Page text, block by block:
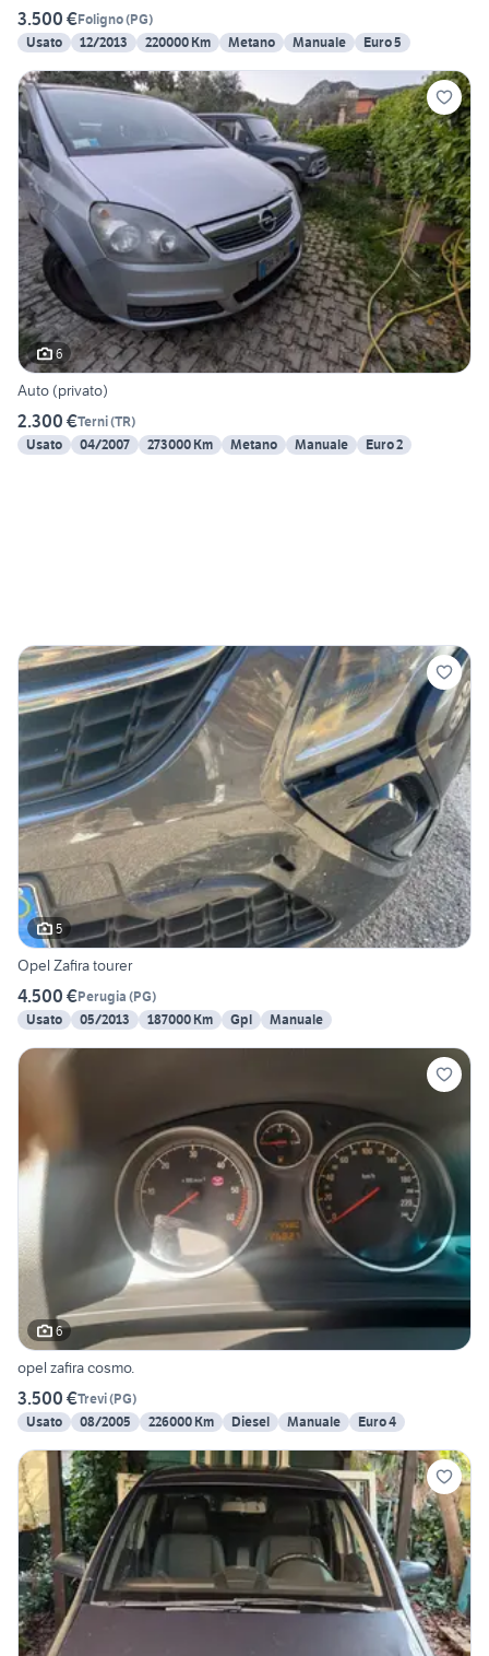
3.500 €Foligno(PG)
Usato
12/2013 220000 Km Metano Manuale Euro 5
6
Auto (privato)
2.300 €Terni(TR)
Usato
04/2007 273000 Km Metano Manuale Euro 2
5
Opel Zafira tourer
4.500 €Perugia (PG)
Usato
05/2013 187000 Km Gpl Manuale
6
opel zafira cosmo.
3.500 €Trevi(PG)
Usato
08/2005 226000 Km Diesel Manuale Euro 4